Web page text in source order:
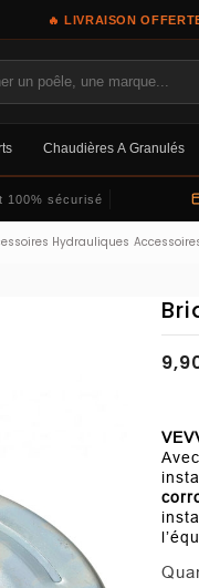
🔥 LIVRAISON
Chaudières À Granulés
100% sécurisé
Hydrauliques